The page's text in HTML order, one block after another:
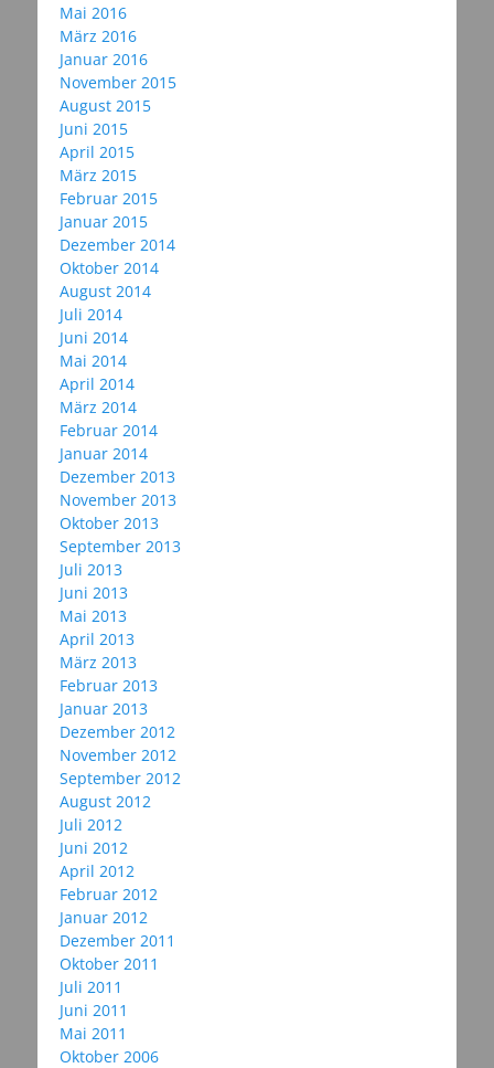
Mai 2016
März 2016
Januar 2016
November 2015
August 2015
Juni 2015
April 2015
März 2015
Februar 2015
Januar 2015
Dezember 2014
Oktober 2014
August 2014
Juli 2014
Juni 2014
Mai 2014
April 2014
März 2014
Februar 2014
Januar 2014
Dezember 2013
November 2013
Oktober 2013
September 2013
Juli 2013
Juni 2013
Mai 2013
April 2013
März 2013
Februar 2013
Januar 2013
Dezember 2012
November 2012
September 2012
August 2012
Juli 2012
Juni 2012
April 2012
Februar 2012
Januar 2012
Dezember 2011
Oktober 2011
Juli 2011
Juni 2011
Mai 2011
Oktober 2006